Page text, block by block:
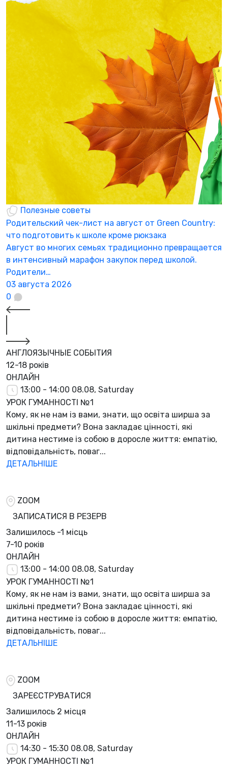
Полезные советы
Родительский чек-лист на август от Green Country:
что подготовить к школе кроме рюкзака
Август во многих семьях традиционно превращается
в интенсивный марафон закупок перед школой.
Родители…
03 августа 2026
0
АНГЛОЯЗЫЧНЫЕ СОБЫТИЯ
12-18 років
ОНЛАЙН
13:00 - 14:00 08.08, Saturday
УРОК ГУМАННОСТІ №1
Кому, як не нам із вами, знати, що освіта ширша за
шкільні предмети? Вона закладає цінності, які
дитина нестиме із собою в доросле життя: емпатію,
відповідальність, поваг...
ДЕТАЛЬНІШЕ
ZOOM
ЗАПИСАТИСЯ В РЕЗЕРВ
Залишилось -1 місць
7-10 років
ОНЛАЙН
13:00 - 14:00 08.08, Saturday
УРОК ГУМАННОСТІ №1
Кому, як не нам із вами, знати, що освіта ширша за
шкільні предмети? Вона закладає цінності, які
дитина нестиме із собою в доросле життя: емпатію,
відповідальність, поваг...
ДЕТАЛЬНІШЕ
ZOOM
ЗАРЕЄСТРУВАТИСЯ
Залишилось 2 місця
11-13 років
ОНЛАЙН
14:30 - 15:30 08.08, Saturday
УРОК ГУМАННОСТІ №1